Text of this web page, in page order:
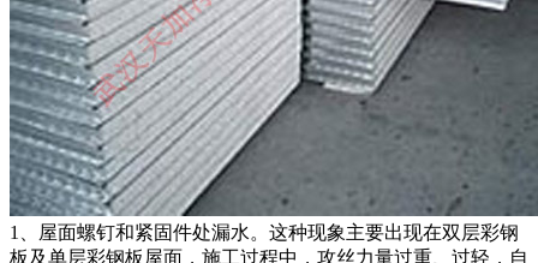
1、屋面螺钉和紧固件处漏水。这种现象主要出现在双层彩钢
板及单层彩钢板屋面，施工过程中，攻丝力量过重、过轻，自